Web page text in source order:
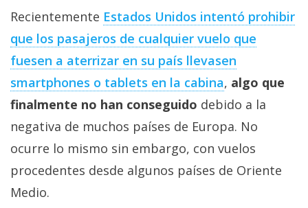
Contacto
/
Sobre
nosotros
/
Publicidad
/
Cambiar
opciones
de
privacidad
/
Recientemente Estados Unidos intentó prohibir
que los pasajeros de cualquier vuelo que
fuesen a aterrizar en su país llevasen
smartphones o tablets en la cabina, algo que
finalmente no han conseguido debido a la
negativa de muchos países de Europa. No
ocurre lo mismo sin embargo, con vuelos
procedentes desde algunos países de Oriente
Medio.